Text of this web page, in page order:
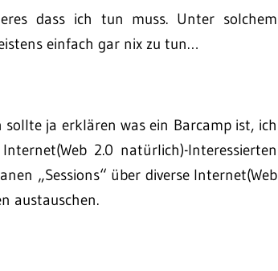
dass ich tun muss. Unter solchem
einfach gar nix zu tun…
ja erklären was ein Barcamp ist, ich
2.0 natürlich)-Interessierten
„Sessions“ über diverse Internet(Web
austauschen.